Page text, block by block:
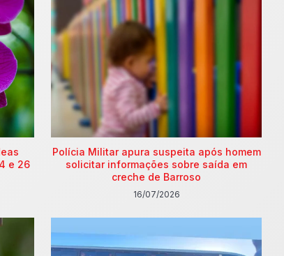
e 26
Polícia Militar apura suspeita após homem
solicitar informações sobre saída em
creche de Barroso
16/07/2026